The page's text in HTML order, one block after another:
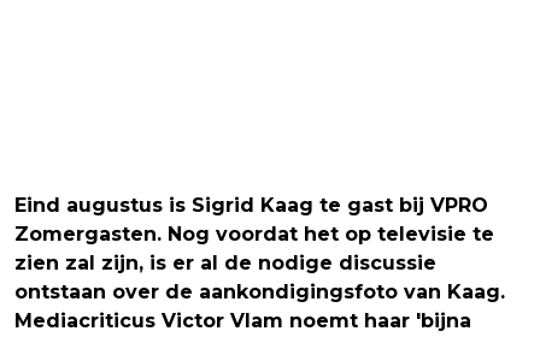
Eind augustus is Sigrid Kaag te gast bij VPRO
Zomergasten. Nog voordat het op televisie te
zien zal zijn, is er al de nodige discussie
ontstaan over de aankondigingsfoto van Kaag.
Mediacriticus Victor Vlam noemt haar 'bijna